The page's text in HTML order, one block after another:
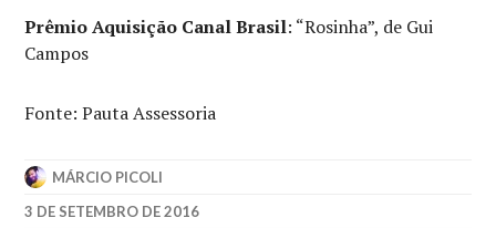
Prêmio Aquisição Canal Brasil: “Rosinha”, de Gui
Campos
Fonte: Pauta Assessoria
MÁRCIO PICOLI
3 DE SETEMBRO DE 2016